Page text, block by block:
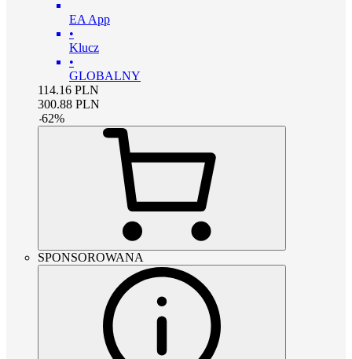
EA App
•
Klucz
•
GLOBALNY
114.16 PLN
300.88 PLN
-62%
SPONSOROWANA